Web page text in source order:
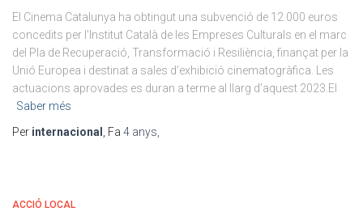
El Cinema Catalunya ha obtingut una subvenció de 12.000 euros
concedits per l’Institut Català de les Empreses Culturals en el marc
del Pla de Recuperació, Transformació i Resiliència, finançat per la
Unió Europea i destinat a sales d’exhibició cinematogràfica. Les
actuacions aprovades es duran a terme al llarg d’aquest 2023.El
Saber més
Per internacional , Fa 4 anys
ACCIÓ LOCAL